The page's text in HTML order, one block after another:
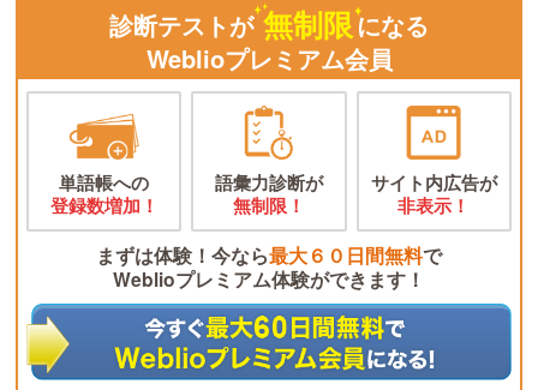
診断テストが 無制限になる
Weblioプレミアム会員
単語帳への
登録数増加！
語彙力診断が
無制限！
サイト内広告が
非表示！
まずは体験！今なら最大６０日間無料で
Weblioプレミアム体験ができます！